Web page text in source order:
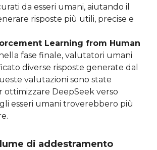
da esseri umani, aiutando il
risposte più utili, precise e
Learning from Human
fase finale, valutatori umani
diverse risposte generate dal
valutazioni sono state
ottimizzare DeepSeek verso
esseri umani troverebbero più
di addestramento